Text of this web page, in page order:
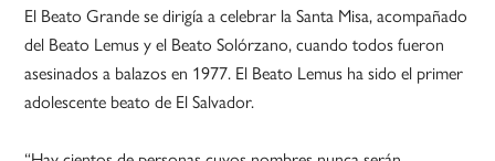
El Beato Grande se dirigía a celebrar la Santa Misa, acompañado
del Beato Lemus y el Beato Solórzano, cuando todos fueron
asesinados a balazos en 1977. El Beato Lemus ha sido el primer
adolescente beato de El Salvador.